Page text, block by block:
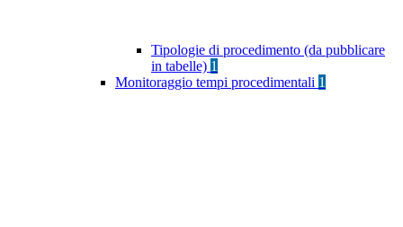
Tipologie di procedimento (da pubblicare
in tabelle) 1
Monitoraggio tempi procedimentali 1